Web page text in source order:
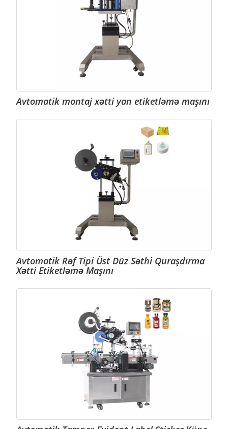
Avtomatik montaj xətti yan etiketləmə maşını
Avtomatik Rəf Tipi Üst Düz Səthi Quraşdırma
Xətti Etiketləmə Maşını